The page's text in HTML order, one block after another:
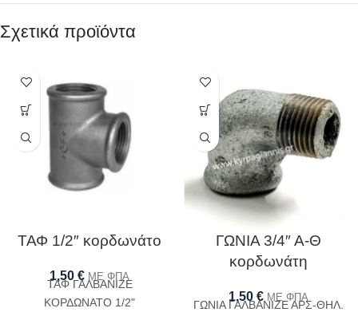
Σχετικά προϊόντα
ΤΑΦ 1/2″ κορδωνάτο
1,50 € ΜΕ ΦΠΑ
ΤΑΦ ΓΑΛΒΑΝΙΖΕ
ΚΟΡΔΩΝΑΤΟ 1/2"
ΓΩΝΙΑ 3/4″ Α-Θ
κορδωνάτη
1,50 € ΜΕ ΦΠΑ
ΓΩΝΙΑ ΓΑΛΒΑΝΙΖΕ ΑΡΣ-ΘΗΛ.